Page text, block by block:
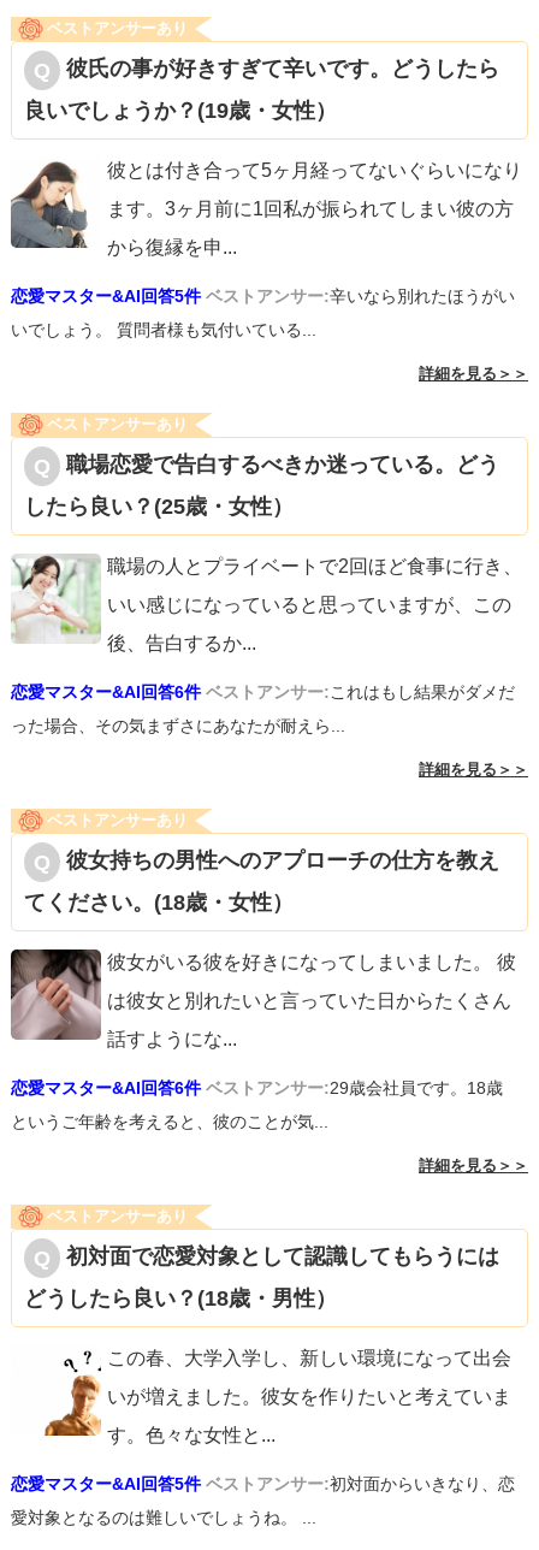
ベストアンサーあり
彼氏の事が好きすぎて辛いです。どうしたら
良いでしょうか？(19歳・女性）
彼とは付き合って5ヶ月経ってないぐらいになり
ます。3ヶ月前に1回私が振られてしまい彼の方
から復縁を申...
恋愛マスター&AI回答5件 ベストアンサー:辛いなら別れたほうがい
いでしょう。 質問者様も気付いている...
詳細を見る＞＞
ベストアンサーあり
職場恋愛で告白するべきか迷っている。どう
したら良い？(25歳・女性）
職場の人とプライベートで2回ほど食事に行き、
いい感じになっていると思っていますが、この
後、告白するか...
恋愛マスター&AI回答6件 ベストアンサー:これはもし結果がダメだ
った場合、その気まずさにあなたが耐えら...
詳細を見る＞＞
ベストアンサーあり
彼女持ちの男性へのアプローチの仕方を教え
てください。(18歳・女性）
彼女がいる彼を好きになってしまいました。 彼
は彼女と別れたいと言っていた日からたくさん
話すようにな...
恋愛マスター&AI回答6件 ベストアンサー:29歳会社員です。18歳
というご年齢を考えると、彼のことが気...
詳細を見る＞＞
ベストアンサーあり
初対面で恋愛対象として認識してもらうには
どうしたら良い？(18歳・男性）
この春、大学入学し、新しい環境になって出会
いが増えました。彼女を作りたいと考えていま
す。色々な女性と ...
恋愛マスター&AI回答5件 ベストアンサー:初対面からいきなり、恋
愛対象となるのは難しいでしょうね。 ...